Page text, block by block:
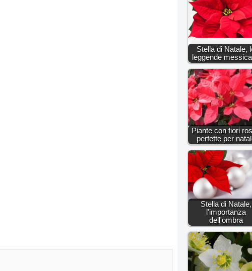
Stella di Natale,
leggende
Piante con fiori
perfette per
Stella di Natale,
l'importanza
dell'ombra